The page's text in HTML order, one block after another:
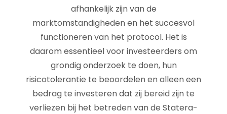
afhankelijk zijn van de
marktomstandigheden en het succesvol
functioneren van het protocol. Het is
daarom essentieel voor investeerders om
grondig onderzoek te doen, hun
risicotolerantie te beoordelen en alleen een
bedrag te investeren dat zij bereid zijn te
verliezen bij het betreden van de Statera-